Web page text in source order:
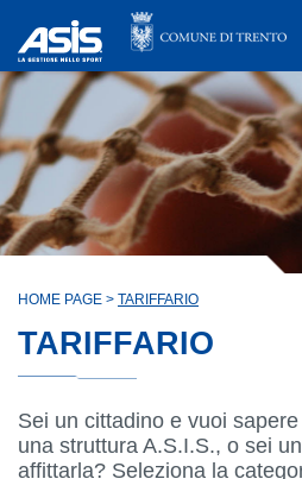
HOME PAGE > TARIFFARIO
TARIFFARIO
Sei un cittadino e vuoi
una struttura A.S.I.S., o sei
affittarla? Seleziona la